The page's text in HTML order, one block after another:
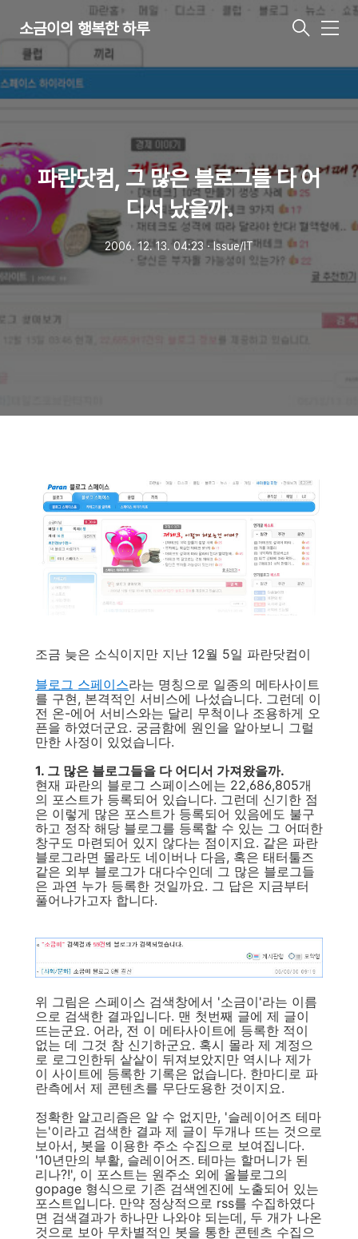
소금이의 행복한 하루
메
파란닷컴, 그 많은 블로그들 다 어
디서 났을까.
2006. 12. 13. 04:23 ㆍIssue/IT
조금 늦은 소식이지만 지난 12월 5일 파란닷컴이
블로그 스페이스라는 명칭으로 일종의 메타사이트
를 구현, 본격적인 서비스에 나섰습니다. 그런데 이
전 온-에어 서비스와는 달리 무척이나 조용하게 오
픈을 하였더군요. 궁금함에 원인을 알아보니 그럴
만한 사정이 있었습니다.
1. 그 많은 블로그들을 다 어디서 가져왔을까.
현재 파란의 블로그 스페이스에는 22,686,805개
의 포스트가 등록되어 있습니다. 그런데 신기한 점
은 이렇게 많은 포스트가 등록되어 있음에도 불구
하고 정작 해당 블로그를 등록할 수 있는 그 어떠한
창구도 마련되어 있지 않다는 점이지요. 같은 파란
블로그라면 몰라도 네이버나 다음, 혹은 태터툴즈
같은 외부 블로그가 대다수인데 그 많은 블로그들
은 과연 누가 등록한 것일까요. 그 답은 지금부터
풀어나가고자 합니다.
위 그림은 스페이스 검색창에서 '소금이'라는 이름
으로 검색한 결과입니다. 맨 첫번째 글에 제 글이
뜨는군요. 어라, 전 이 메타사이트에 등록한 적이
없는 데 그것 참 신기하군요. 혹시 몰라 제 계정으
로 로그인한뒤 샅샅이 뒤져보았지만 역시나 제가
이 사이트에 등록한 기록은 없습니다. 한마디로 파
란측에서 제 콘텐츠를 무단도용한 것이지요.
정확한 알고리즘은 알 수 없지만, '슬레이어즈 테마
는'이라고 검색한 결과 제 글이 두개나 뜨는 것으로
보아서, 봇을 이용한 주소 수집으로 보여집니다.
'10년만의 부활, 슬레이어즈. 테마는 할머니가 된
리나?!', 이 포스트는 원주소 외에 올블로그의
gopage 형식으로 기존 검색엔진에 노출되어 있는
포스트입니다. 만약 정상적으로 rss를 수집하였다
면 검색결과가 하나만 나와야 되는데, 두 개가 나온
것으로 보아 무차별적인 봇을 통한 콘텐츠 수집으